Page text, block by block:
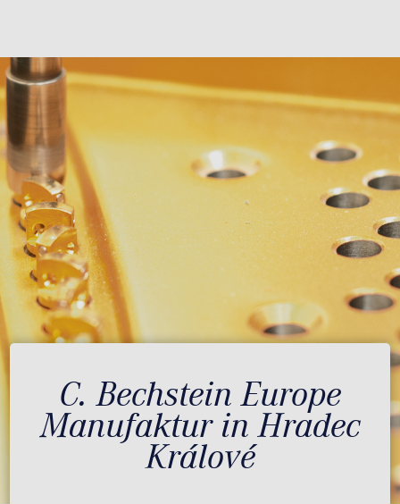
C. Bechstein Europe
Manufaktur in Hradec
Králové